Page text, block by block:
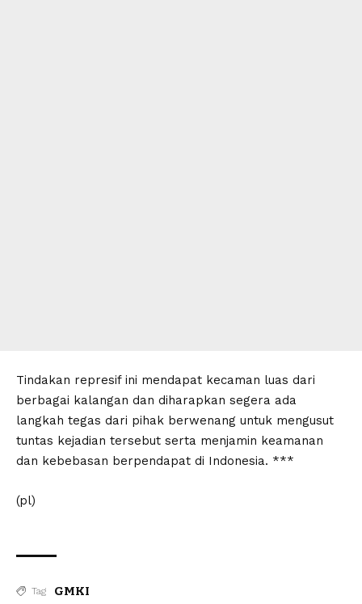
Tindakan represif ini mendapat kecaman luas dari
berbagai kalangan dan diharapkan segera ada
langkah tegas dari pihak berwenang untuk mengusut
tuntas kejadian tersebut serta menjamin keamanan
dan kebebasan berpendapat di Indonesia. ***
(pl)
Tag GMKI